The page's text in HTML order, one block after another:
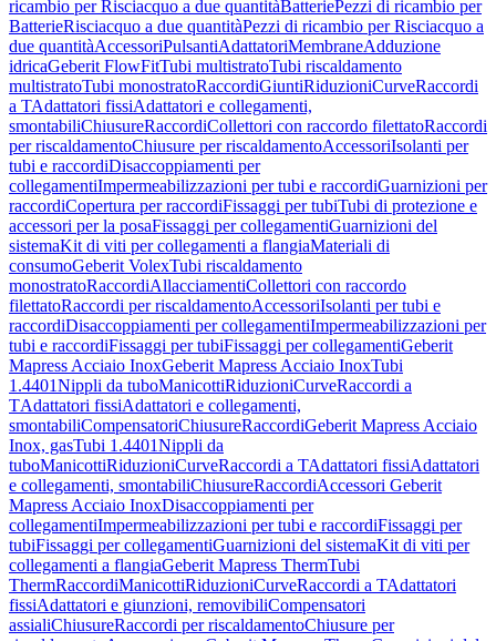
ricambio per Risciacquo a due quantitàBatteriePezzi di ricambio per
BatterieRisciacquo a due quantitàPezzi di ricambio per Risciacquo a
due quantitàAccessoriPulsantiAdattatoriMembraneAdduzione
idricaGeberit FlowFitTubi multistratoTubi riscaldamento
multistratoTubi monostratoRaccordiGiuntiRiduzioniCurveRaccordi
a TAdattatori fissiAdattatori e collegamenti,
smontabiliChiusureRaccordiCollettori con raccordo filettatoRaccordi
per riscaldamentoChiusure per riscaldamentoAccessoriIsolanti per
tubi e raccordiDisaccoppiamenti per
collegamentiImpermeabilizzazioni per tubi e raccordiGuarnizioni per
raccordiCopertura per raccordiFissaggi per tubiTubi di protezione e
accessori per la posaFissaggi per collegamentiGuarnizioni del
sistemaKit di viti per collegamenti a flangiaMateriali di
consumoGeberit VolexTubi riscaldamento
monostratoRaccordiAllacciamentiCollettori con raccordo
filettatoRaccordi per riscaldamentoAccessoriIsolanti per tubi e
raccordiDisaccoppiamenti per collegamentiImpermeabilizzazioni per
tubi e raccordiFissaggi per tubiFissaggi per collegamentiGeberit
Mapress Acciaio InoxGeberit Mapress Acciaio InoxTubi
1.4401Nippli da tuboManicottiRiduzioniCurveRaccordi a
TAdattatori fissiAdattatori e collegamenti,
smontabiliCompensatoriChiusureRaccordiGeberit Mapress Acciaio
Inox, gasTubi 1.4401Nippli da
tuboManicottiRiduzioniCurveRaccordi a TAdattatori fissiAdattatori
e collegamenti, smontabiliChiusureRaccordiAccessori Geberit
Mapress Acciaio InoxDisaccoppiamenti per
collegamentiImpermeabilizzazioni per tubi e raccordiFissaggi per
tubiFissaggi per collegamentiGuarnizioni del sistemaKit di viti per
collegamenti a flangiaGeberit Mapress ThermTubi
ThermRaccordiManicottiRiduzioniCurveRaccordi a TAdattatori
fissiAdattatori e giunzioni, removibiliCompensatori
assialiChiusureRaccordi per riscaldamentoChiusure per